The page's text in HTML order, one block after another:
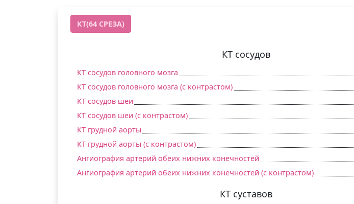
КТ(64 СРЕЗА)
КТ сосудов
КТ сосудов головного мозга
КТ сосудов головного мозга (c контрастом)
КТ сосудов шеи
КТ сосудов шеи (c контрастом)
КТ грудной аорты
КТ грудной аорты (c контрастом)
Ангиография артерий обеих нижних конечностей
Ангиография артерий обеих нижних конечностей (c контрастом)
КТ суставов